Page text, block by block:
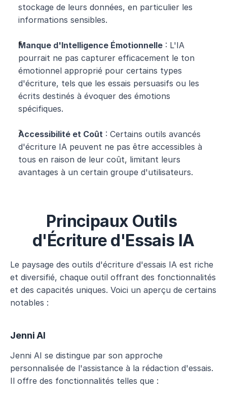
stockage de leurs données, en particulier les
informations sensibles.
Manque d'Intelligence Émotionnelle : L'IA
pourrait ne pas capturer efficacement le ton
émotionnel approprié pour certains types
d'écriture, tels que les essais persuasifs ou les
écrits destinés à évoquer des émotions
spécifiques.
Accessibilité et Coût : Certains outils avancés
d'écriture IA peuvent ne pas être accessibles à
tous en raison de leur coût, limitant leurs
avantages à un certain groupe d'utilisateurs.
Principaux Outils
d'Écriture d'Essais IA
Le paysage des outils d'écriture d'essais IA est riche
et diversifié, chaque outil offrant des fonctionnalités
et des capacités uniques. Voici un aperçu de certains
notables :
Jenni AI
Jenni AI se distingue par son approche
personnalisée de l'assistance à la rédaction d'essais.
Il offre des fonctionnalités telles que :